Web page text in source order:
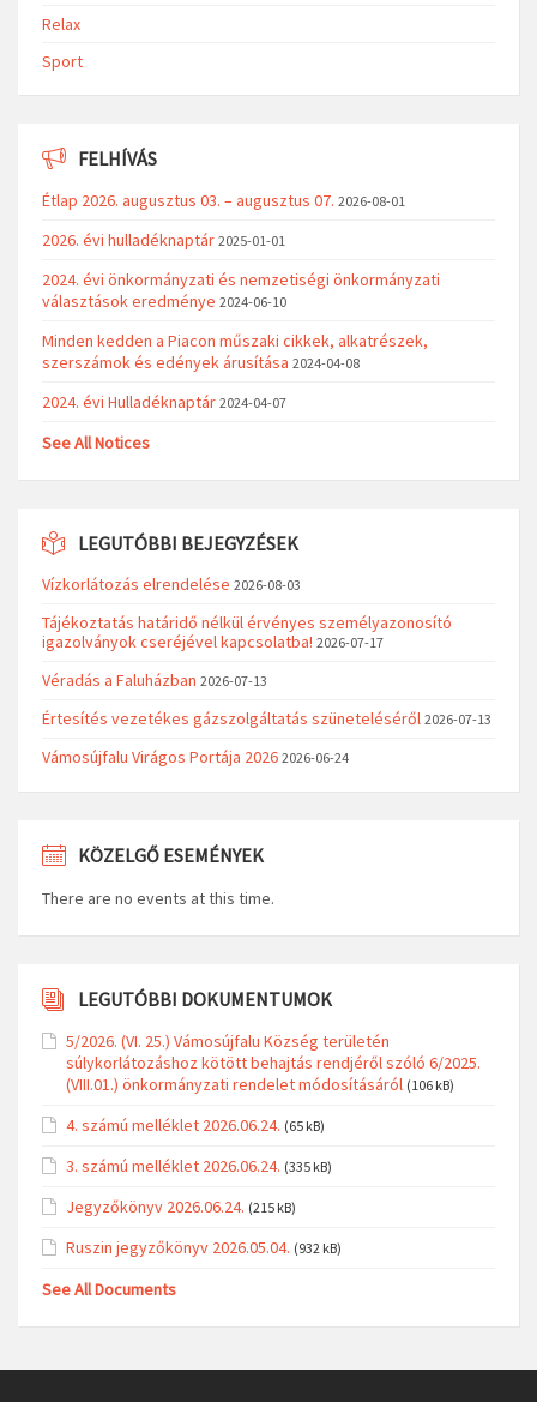
Relax
Sport
FELHÍVÁS
Étlap 2026. augusztus 03. – augusztus 07. 2026-08-01
2026. évi hulladéknaptár 2025-01-01
2024. évi önkormányzati és nemzetiségi önkormányzati
választások eredménye 2024-06-10
Minden kedden a Piacon műszaki cikkek, alkatrészek,
szerszámok és edények árusítása 2024-04-08
2024. évi Hulladéknaptár 2024-04-07
See All Notices
LEGUTÓBBI BEJEGYZÉSEK
Vízkorlátozás elrendelése 2026-08-03
Tájékoztatás határidő nélkül érvényes személyazonosító
igazolványok cseréjével kapcsolatba! 2026-07-17
Véradás a Faluházban 2026-07-13
Értesítés vezetékes gázszolgáltatás szüneteléséről 2026-07-13
Vámosújfalu Virágos Portája 2026 2026-06-24
KÖZELGŐ ESEMÉNYEK
There are no events at this time.
LEGUTÓBBI DOKUMENTUMOK
5/2026. (VI. 25.) Vámosújfalu Község területén
súlykorlátozáshoz kötött behajtás rendjéről szóló 6/2025.
(VIII.01.) önkormányzati rendelet módosításáról (106 kB)
4. számú melléklet 2026.06.24. (65 kB)
3. számú melléklet 2026.06.24. (335 kB)
Jegyzőkönyv 2026.06.24. (215 kB)
Ruszin jegyzőkönyv 2026.05.04. (932 kB)
See All Documents